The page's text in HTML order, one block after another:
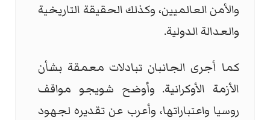
والأمن العالميين، وكذلك الحقيقة التاريخية
والعدالة الدولية.
كما أجرى الجانبان تبادلات معمقة بشأن
الأزمة الأوكرانية. وأوضح شويجو مواقف
روسيا واعتباراتها، وأعرب عن تقديره لجهود